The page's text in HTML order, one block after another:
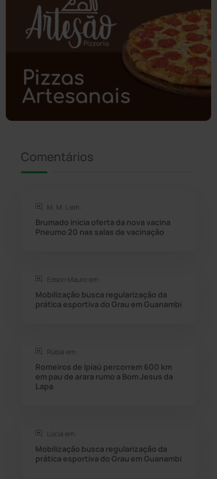
Poções
Polícia Civil (58)
(27)
Política (03)
Rio de Contas
Rio do Pires
Sebastião Laranjeiras
Sudoeste Baiano
Tanhaçu (426)
Tecnologia
Urandi (157)
Comentários
M. M. L em:
Brumado inicia oferta da nova vacina
Pneumo 20 nas salas de vacinação
Edson Mauro em:
Mobilização busca regularização da
prática esportiva do Grau em Guanambi
Rúbia em:
Romeiros de Ipiaú percorrem 600 km
em pau de arara rumo a Bom Jesus da
Lapa
Lúcia em:
Mobilização busca regularização da
prática esportiva do Grau em Guanambi